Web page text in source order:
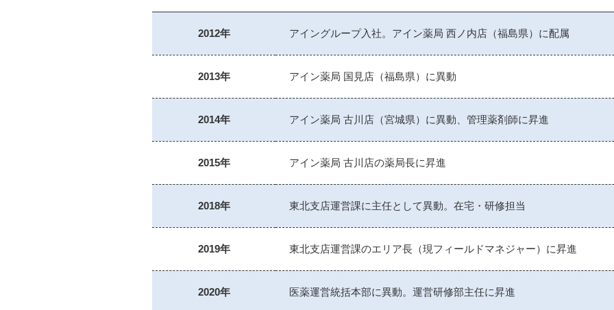
2012年 アイングループ入社。アイン薬局 西ノ内店（福島県）に配属
2013年 アイン薬局 国見店（福島県）に異動
2014年 アイン薬局 古川店（宮城県）に異動、管理薬剤師に昇進
2015年 アイン薬局 古川店の薬局長に昇進
2018年 東北支店運営課に主任として異動。在宅・研修担当
2019年 東北支店運営課のエリア長（現フィールドマネジャー）に昇進
2020年 医薬運営統括本部に異動。運営研修部主任に昇進